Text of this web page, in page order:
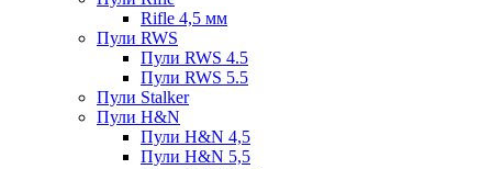
Rifle 4,5 мм
Пули RWS
Пули RWS 4.5
Пули RWS 5.5
Пули Stalker
Пули H&N
Пули H&N 4,5
Пули H&N 5,5